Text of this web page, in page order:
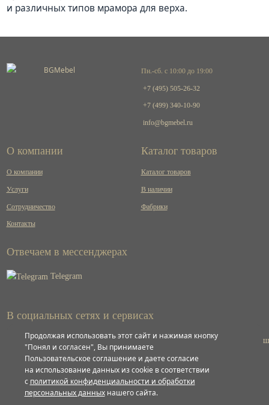
и различных типов мрамора для верха.
Пн.-сб. с 10:00 до 19:00
+7 (495) 505-26-32
+7 (499) 340-10-90
info@bgmebel.ru
О компании
О компании
Услуги
Сотрудничество
Контакты
Каталог товаров
Каталог товаров
В наличии
Фабрики
Отвечаем в мессенджерах
Telegram
В социальных сетях и сервисах
ВКонтакте
Яндекс
Продолжая использовать этот сайт и нажимая кнопку
"Понял и согласен", Вы принимаете
Пользовательское соглашение и даете согласие
на использование данных из cookie в соответствии
с политикой конфиденциальности и обработки
персональных данныхнашего сайта.